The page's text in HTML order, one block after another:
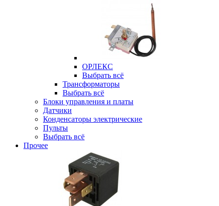
ОРЛЕКС
Выбрать всё
Трансформаторы
Выбрать всё
Блоки управления и платы
Датчики
Конденсаторы электрические
Пульты
Выбрать всё
Прочее